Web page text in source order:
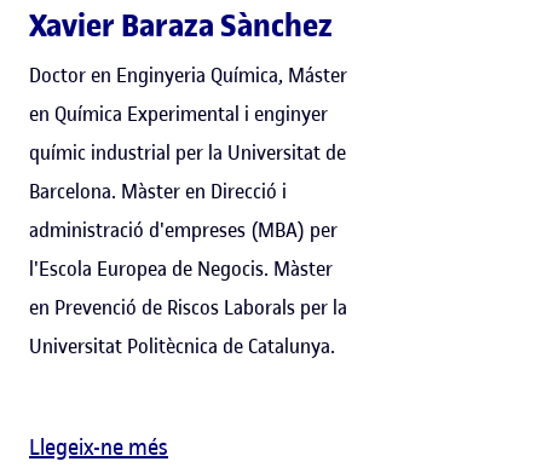
Xavier Baraza Sànchez
Doctor en Enginyeria Química, Máster
en Química Experimental i enginyer
químic industrial per la Universitat de
Barcelona. Màster en Direcció i
administració d'empreses (MBA) per
l'Escola Europea de Negocis. Màster
en Prevenció de Riscos Laborals per la
Universitat Politècnica de Catalunya.
Llegeix-ne més